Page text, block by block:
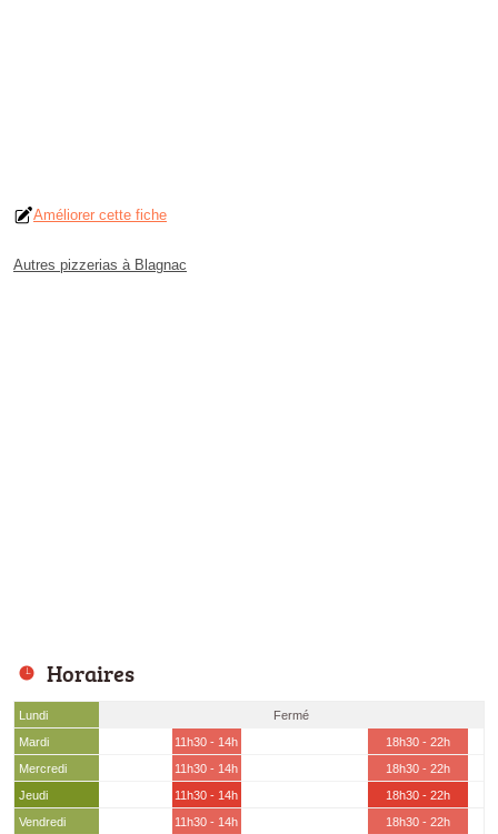
Améliorer cette fiche
Autres pizzerias à Blagnac
Horaires
Lundi
Fermé
Mardi
11h30 - 14h
18h30 - 22h
Mercredi
11h30 - 14h
18h30 - 22h
Jeudi
11h30 - 14h
18h30 - 22h
Vendredi
11h30 - 14h
18h30 - 22h